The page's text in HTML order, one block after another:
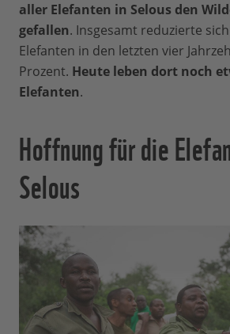
aller Elefanten in Selous den
gefallen. Insgesamt reduzierte
Elefanten in den letzten vier
Prozent. Heute leben dort noch
Elefanten.
Hoffnung für die
Selous